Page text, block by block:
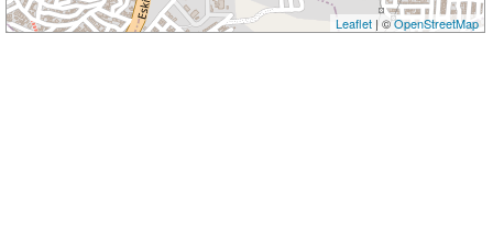
Leaflet| ©OpenStreetMap